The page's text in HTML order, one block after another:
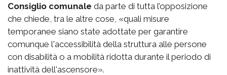
Consiglio comunale da parte di tutta l’opposizione
che chiede, tra le altre cose, «quali misure
temporanee siano state adottate per garantire
comunque l'accessibilità della struttura alle persone
con disabilità o a mobilità ridotta durante il periodo di
inattività dell'ascensore».